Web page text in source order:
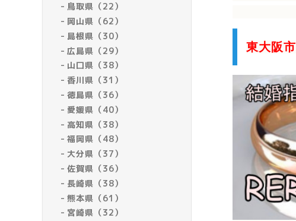
鳥取県（22）
岡山県（62）
島根県（30）
広島県（29）
山口県（38）
香川県（31）
徳島県（36）
愛媛県（40）
高知県（38）
福岡県（48）
大分県（37）
佐賀県（36）
長崎県（38）
熊本県（61）
宮崎県（32）
東大阪市